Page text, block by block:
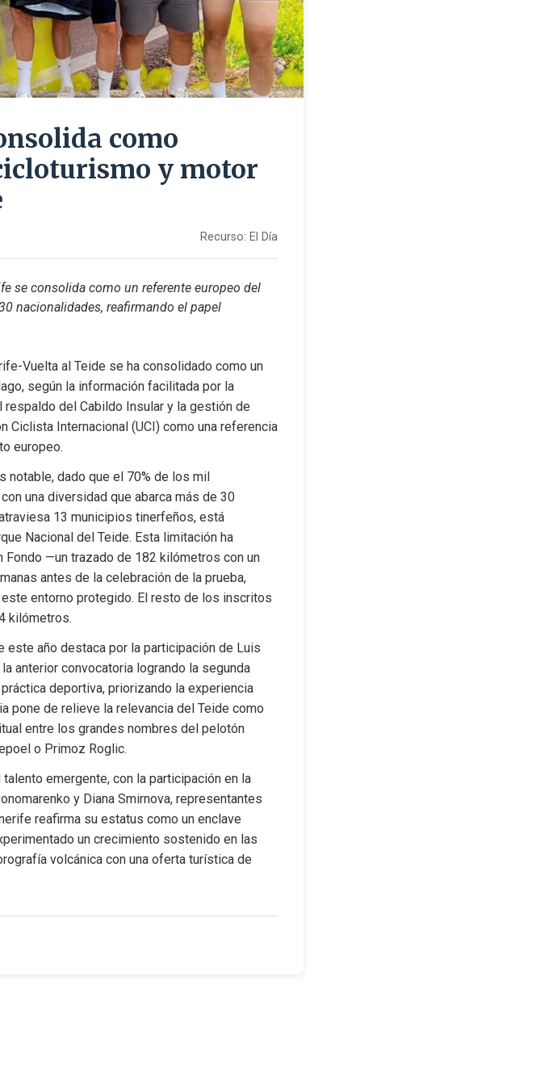
como
y motor
Recurso: El Día
se consolida como un referente europeo del
nacionalidades, reafirmando el papel
Vuelta al Teide se ha consolidado como un
según la información facilitada por la
del Cabildo Insular y la gestión de
Ciclista Internacional (UCI) como una referencia
europeo.
notable, dado que el 70% de los mil
una diversidad que abarca más de 30
13 municipios tinerfeños, está
Nacional del Teide. Esta limitación ha
Fondo —un trazado de 182 kilómetros con un
antes de la celebración de la prueba,
entorno protegido. El resto de los inscritos
kilómetros.
año destaca por la participación de Luis
anterior convocatoria logrando la segunda
deportiva, priorizando la experiencia
pone de relieve la relevancia del Teide como
entre los grandes nombres del pelotón
o Primoz Roglic.
emergente, con la participación en la
y Diana Smirnova, representantes
reafirma su estatus como un enclave
un crecimiento sostenido en las
volcánica con una oferta turística de